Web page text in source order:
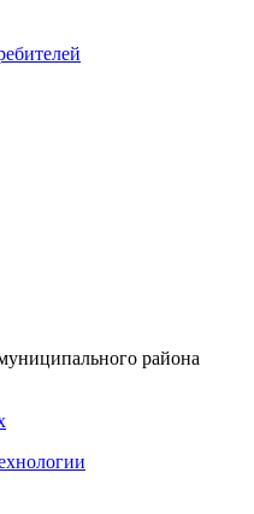
района